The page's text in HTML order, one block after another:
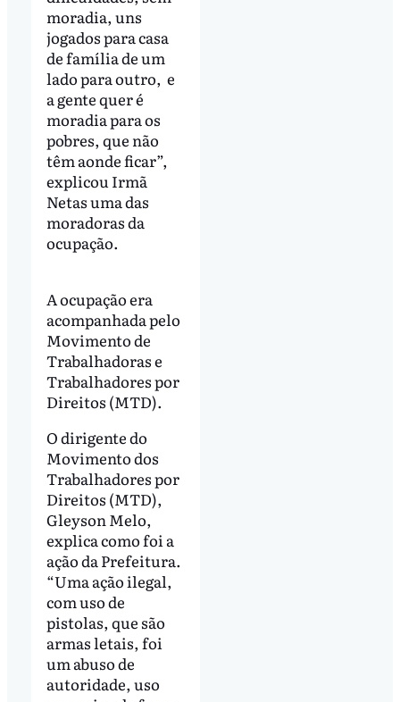
moradia, uns
jogados para casa
de família de um
lado para outro, e
a gente quer é
moradia para os
pobres, que não
têm aonde ficar”,
explicou Irmã
Netas uma das
moradoras da
ocupação.
A ocupação era
acompanhada pelo
Movimento de
Trabalhadoras e
Trabalhadores por
Direitos (MTD).
O dirigente do
Movimento dos
Trabalhadores por
Direitos (MTD),
Gleyson Melo,
explica como foi a
ação da Prefeitura.
“Uma ação ilegal,
com uso de
pistolas, que são
armas letais, foi
um abuso de
autoridade, uso